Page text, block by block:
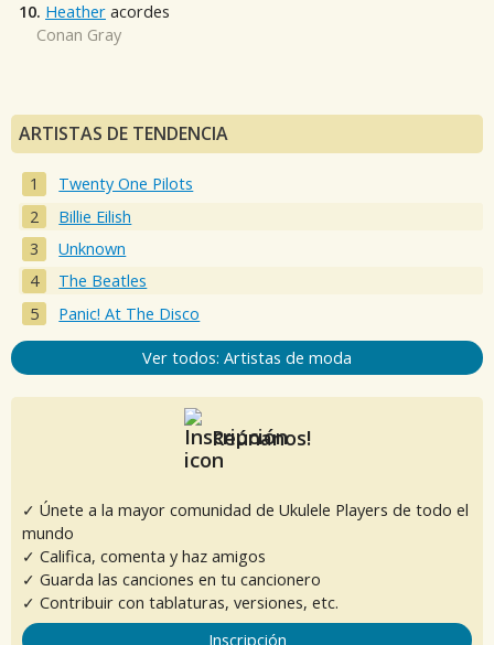
10. Heather acordes
Conan Gray
ARTISTAS DE TENDENCIA
Twenty One Pilots
Billie Eilish
Unknown
The Beatles
Panic! At The Disco
Ver todos: Artistas de moda
Reúnanos!
✓ Únete a la mayor comunidad de Ukulele Players de todo el
mundo
✓ Califica, comenta y haz amigos
✓ Guarda las canciones en tu cancionero
✓ Contribuir con tablaturas, versiones, etc.
Inscripción